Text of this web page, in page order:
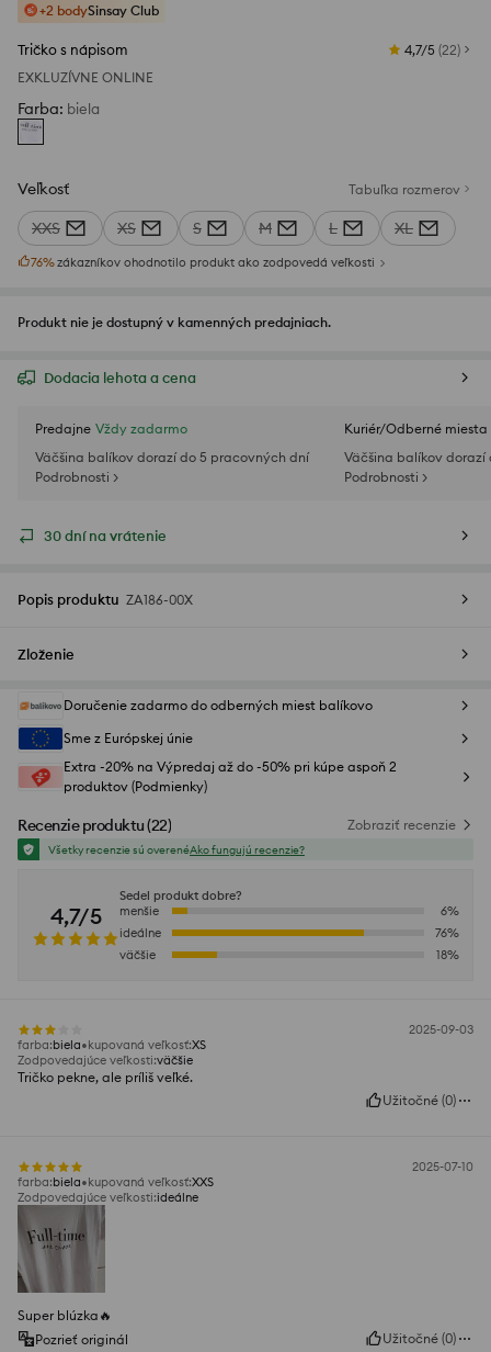
+2 bodySinsay Club
Tričko s nápisom 4,7/5 (22)
EXKLUZÍVNE ONLINE
Farba: biela
Veľkosť Tabuľka rozmerov
XXS XS S M L XL
76%zákazníkov ohodnotilo produkt ako zodpovedá veľkosti
Produkt nie je dostupný v kamenných predajniach.
Dodacia lehota a cena
Predajne Vždy zadarmo
Väčšina balíkov dorazí do 5 pracovných dní
Podrobnosti >
Kuriér/Odberné miesta
Väčšina balíkov
Podrobnosti >
30 dní na vrátenie
Popis produktu ZA186-00X
Zloženie
Doručenie zadarmo do odberných miest balíkovo
Sme z Európskej únie
Extra -20% na Výpredaj až do -50% pri kúpe aspoň 2
produktov (Podmienky)
Recenzie produktu(22) Zobraziť recenzie
Všetky recenzie sú overenéAko fungujú recenzie?
4,7/5
Sedel produkt dobre?
menšie
6%
ideálne
76%
väčšie
18%
2025-09-03
farba:biela kupovaná veľkosť:XS
Zodpovedajúce veľkosti:väčšie
Tričko pekne, ale príliš veľké.
Užitočné (0)
2025-07-10
farba:biela kupovaná veľkosť:XXS
Zodpovedajúce veľkosti:ideálne
Super blúzka🔥
Pozrieť originál
Užitočné (0)